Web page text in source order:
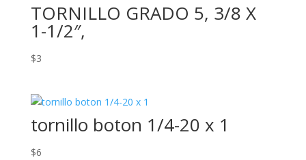
TORNILLO GRADO 5, 3/8 X
1-1/2″,
$3
tornillo boton 1/4-20 x 1
$6